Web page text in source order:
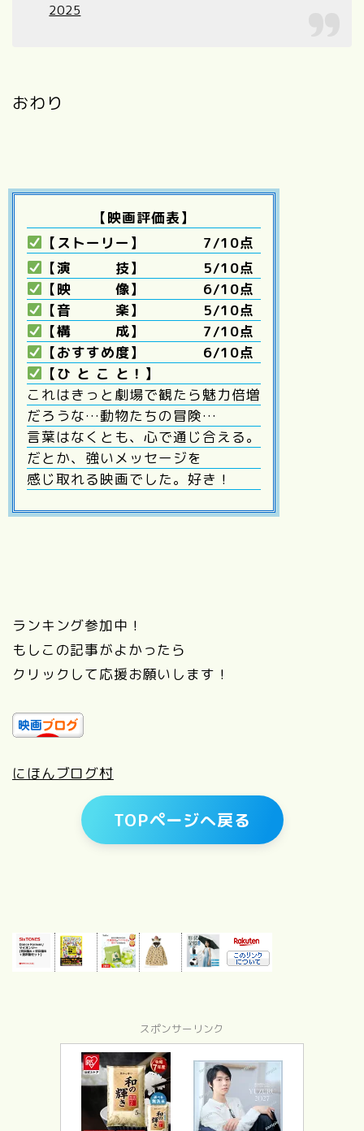
2025
おわり
【映画評価表】
【ストーリー】 7/10点
【演 技】 5/10点
【映 像】 6/10点
【音 楽】 5/10点
【構 成】 7/10点
【おすすめ度】 6/10点
【ひ と こ と！】
これはきっと劇場で観たら魅力倍増
だろうな…動物たちの冒険…
言葉はなくとも、心で通じ合える。
だとか、強いメッセージを
感じ取れる映画でした。好き！
ランキング参加中！
もしこの記事がよかったら
クリックして応援お願いします！
にほんブログ村
TOPページへ戻る
スポンサーリンク